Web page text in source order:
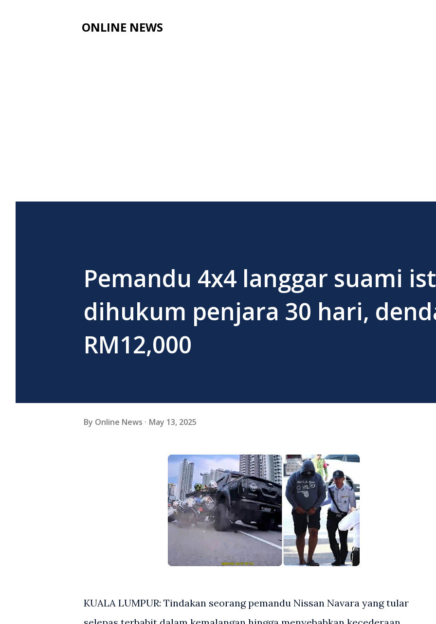
ONLINE NEWS
Pemandu 4x4 langgar suami
dihukum penjara 30 hari,
RM12,000
By Online News May 13, 2025
KUALA LUMPUR: Tindakan seorang pemandu Nissan Navara yang tular